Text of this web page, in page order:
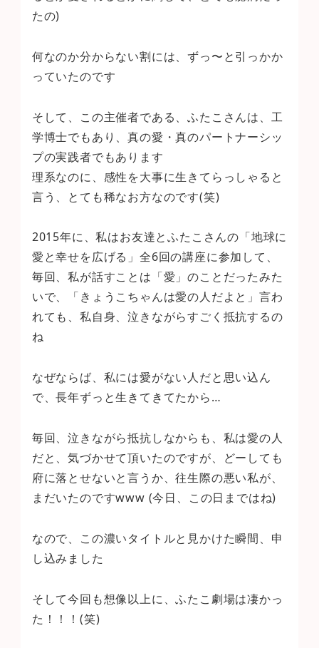
たの)
何なのか分からない割には、ずっ〜と引っかか
っていたのです
そして、この主催者である、ふたこさんは、工
学博士でもあり、真の愛・真のパートナーシッ
プの実践者でもあります
理系なのに、感性を大事に生きてらっしゃると
言う、とても稀なお方なのです(笑)
2015年に、私はお友達とふたこさんの「地球に
愛と幸せを広げる」全6回の講座に参加して、
毎回、私が話すことは「愛」のことだったみた
いで、「きょうこちゃんは愛の人だよと」言わ
れても、私自身、泣きながらすごく抵抗するの
ね
なぜならば、私には愛がない人だと思い込ん
で、長年ずっと生きてきてたから…
毎回、泣きながら抵抗しなからも、私は愛の人
だと、気づかせて頂いたのですが、どーしても
府に落とせないと言うか、往生際の悪い私が、
まだいたのですwww (今日、この日まではね)
なので、この濃いタイトルと見かけた瞬間、申
し込みました
そして今回も想像以上に、ふたこ劇場は凄かっ
た！！！(笑)